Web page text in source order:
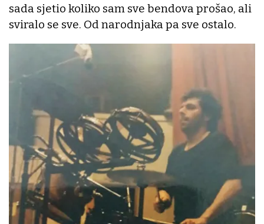
sada sjetio koliko sam sve bendova prošao, ali
sviralo se sve. Od narodnjaka pa sve ostalo.